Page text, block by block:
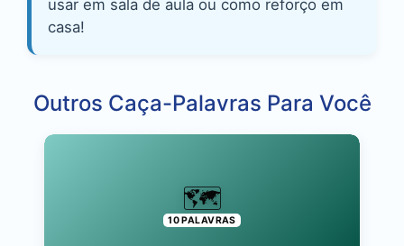
usar em sala de aula ou como reforço em
casa!
Outros Caça-Palavras Para Você
🗺️
10 PALAVRAS